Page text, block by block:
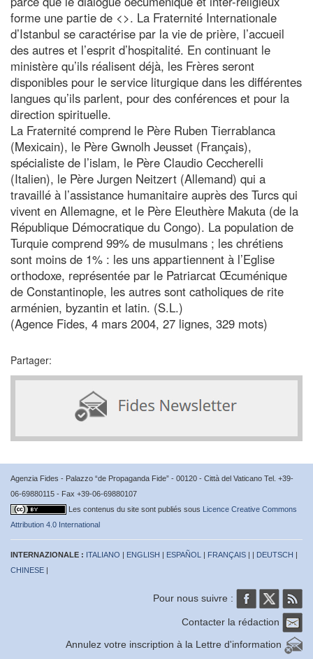
forme une partie de <>. La Fraternité Internationale
d’Istanbul se caractérise par la vie de prière, l’accueil
des autres et l’esprit d’hospitalité. En continuant le
ministère qu’ils réalisent déjà, les Frères seront
disponibles pour le service liturgique dans les différentes
langues qu’ils parlent, pour des conférences et pour la
direction spirituelle.
La Fraternité comprend le Père Ruben Tierrablanca
(Mexicain), le Père Gwnolh Jeusset (Français),
spécialiste de l’islam, le Père Claudio Ceccherelli
(Italien), le Père Jurgen Neitzert (Allemand) qui a
travaillé à l’assistance humanitaire auprès des Turcs qui
vivent en Allemagne, et le Père Eleuthère Makuta (de la
République Démocratique du Congo). La population de
Turquie comprend 99% de musulmans ; les chrétiens
sont moins de 1% : les uns appartiennent à l’Eglise
orthodoxe, représentée par le Patriarcat Œcuménique
de Constantinople, les autres sont catholiques de rite
arménien, byzantin et latin. (S.L.)
(Agence Fides, 4 mars 2004, 27 lignes, 329 mots)
Partager:
Agenzia Fides - Palazzo “de Propaganda Fide” - 00120 - Città del Vaticano Tel. +39-
06-69880115 - Fax +39-06-69880107
Les contenus du site sont publiés sous Licence Creative Commons
Attribution 4.0 International
INTERNAZIONALE : ITALIANO | ENGLISH | ESPAÑOL | FRANÇAIS | | DEUTSCH |
CHINESE |
Pour nous suivre :
Contacter la rédaction
Annulez votre inscription à la Lettre d'information